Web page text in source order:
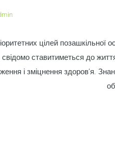
цілей позашкільної
ставити­меться до
і зміцнення здоров’я.